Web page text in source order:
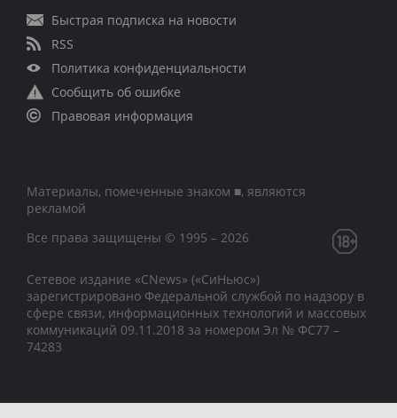
Быстрая подписка на новости
RSS
Политика конфиденциальности
Сообщить об ошибке
Правовая информация
Материалы, помеченные знаком ■, являются
рекламой
Все права защищены © 1995 – 2026
Сетевое издание «CNews» («СиНьюс»)
зарегистрировано Федеральной службой по надзору в
сфере связи, информационных технологий и массовых
коммуникаций 09.11.2018 за номером Эл № ФС77 –
74283